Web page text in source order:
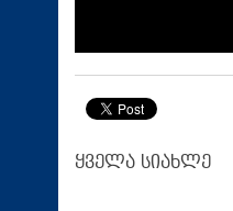
ყველა სიახლე